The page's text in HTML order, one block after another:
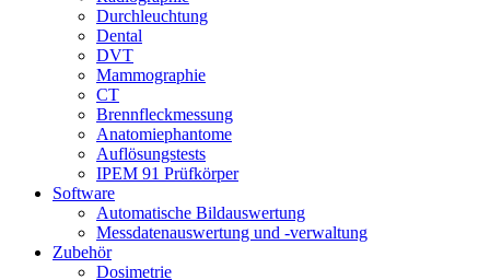
Durchleuchtung
Dental
DVT
Mammographie
CT
Brennfleckmessung
Anatomiephantome
Auflösungstests
IPEM 91 Prüfkörper
Software
Automatische Bildauswertung
Messdatenauswertung und -verwaltung
Zubehör
Dosimetrie